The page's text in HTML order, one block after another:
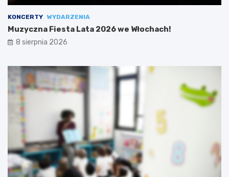
KONCERTY WYDARZENIA
Muzyczna Fiesta Lata 2026 we Włochach!
8 sierpnia 2026